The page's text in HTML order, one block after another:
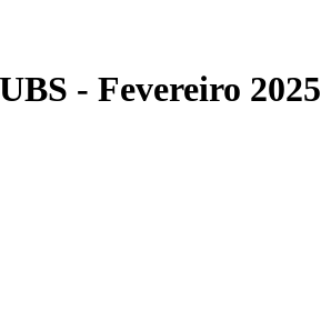
- Fevereiro 2025